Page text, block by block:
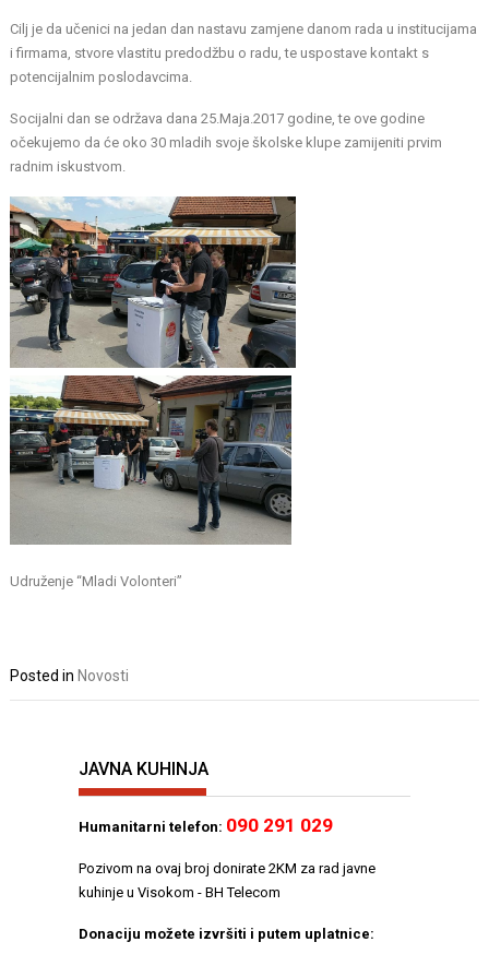
Cilj je da učenici na jedan dan nastavu zamjene danom rada u institucijama
i firmama, stvore vlastitu predodžbu o radu, te uspostave kontakt s
potencijalnim poslodavcima.
Socijalni dan se održava dana 25.Maja.2017 godine, te ove godine
očekujemo da će oko 30 mladih svoje školske klupe zamijeniti prvim
radnim iskustvom.
Udruženje “Mladi Volonteri”
Posted inNovosti
JAVNA KUHINJA
Humanitarni telefon: 090 291 029
Pozivom na ovaj broj donirate 2KM za rad javne
kuhinje u Visokom - BH Telecom
Donaciju možete izvršiti i putem uplatnice: